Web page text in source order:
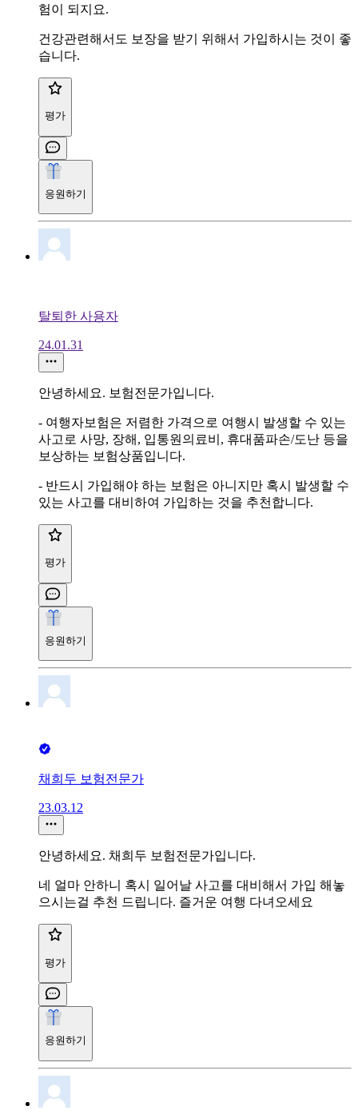
험이 되지요.
건강관련해서도 보장을 받기 위해서 가입하시는 것이 좋
습니다.
평가
응원하기
탈퇴한 사용자
24.01.31
안녕하세요. 보험전문가입니다.
- 여행자보험은 저렴한 가격으로 여행시 발생할 수 있는
사고로 사망, 장해, 입통원의료비, 휴대품파손/도난 등을
보상하는 보험상품입니다.
- 반드시 가입해야 하는 보험은 아니지만 혹시 발생할 수
있는 사고를 대비하여 가입하는 것을 추천합니다.
평가
응원하기
채희두 보험전문가
23.03.12
안녕하세요. 채희두 보험전문가입니다.
네 얼마 안하니 혹시 일어날 사고를 대비해서 가입 해놓
으시는걸 추천 드립니다. 즐거운 여행 다녀오세요
평가
응원하기